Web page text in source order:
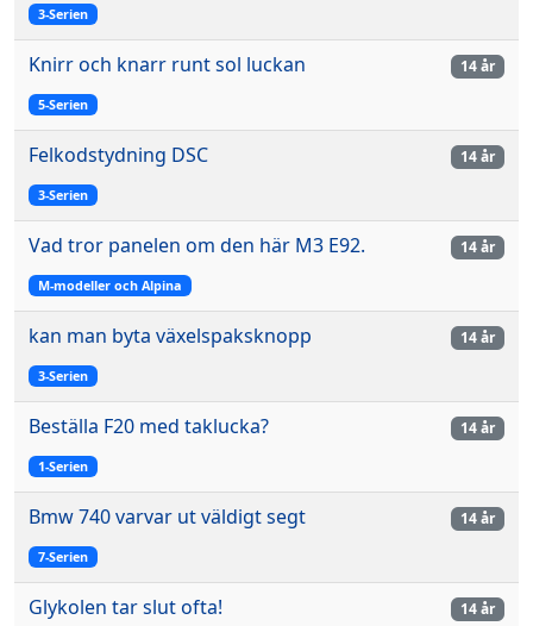
3-Serien
Knirr och knarr runt sol luckan
5-Serien
14 år
Felkodstydning DSC
3-Serien
14 år
Vad tror panelen om den här M3 E92.
M-modeller och Alpina
14 år
kan man byta växelspaksknopp
3-Serien
14 år
Beställa F20 med taklucka?
1-Serien
14 år
Bmw 740 varvar ut väldigt segt
7-Serien
14 år
Glykolen tar slut ofta! 14 år